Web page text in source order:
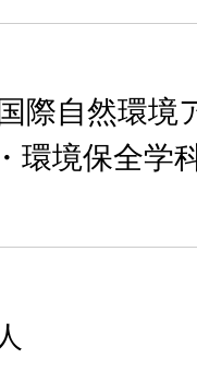
際自然環境
環境保全学